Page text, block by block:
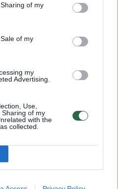
of my
of my
my
Advertising.
Use,
of my
with the
collected.
finišo liko
nusiųstumėte į
prabiltumėte ar ką
šaliai ir jos